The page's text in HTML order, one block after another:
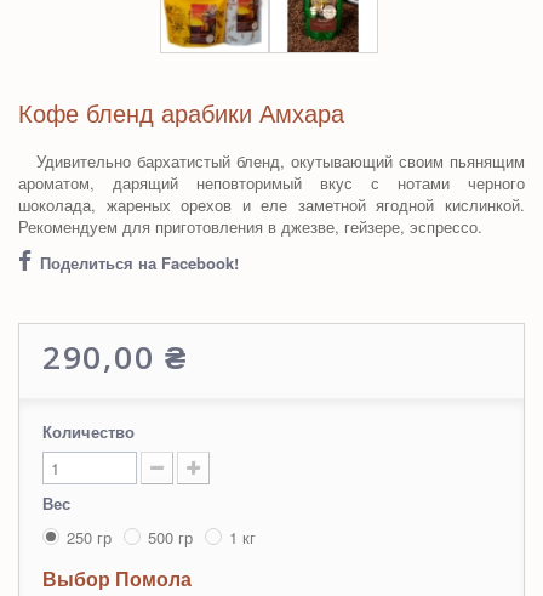
Кофе бленд арабики Амхара
Удивительно бархатистый бленд, окутывающий своим пьянящим
ароматом, дарящий неповторимый вкус с нотами черного
шоколада, жареных орехов и еле заметной ягодной кислинкой.
Рекомендуем для приготовления в джезве, гейзере, эспрессо.
Поделиться на Facebook!
290,00 ₴
Количество
Вес
250 гр
500 гр 1 кг
Выбор Помола